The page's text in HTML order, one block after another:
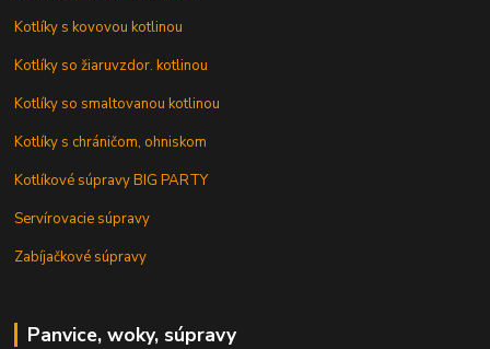
Kotlíky s kovovou kotlinou
Kotlíky so žiaruvzdor. kotlinou
Kotlíky so smaltovanou kotlinou
Kotlíky s chráničom, ohniskom
Kotlíkové súpravy BIG PARTY
Servírovacie súpravy
Zabíjačkové súpravy
Panvice, woky, súpravy